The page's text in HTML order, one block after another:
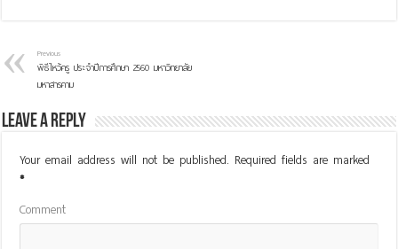
Previous
พิธีไหว้ครู ประจำปีการศึกษา 2560 มหาวิทยาลัย
มหาสารคาม
Leave a Reply
Your email address will not be published. Required fields are marked
*
Comment